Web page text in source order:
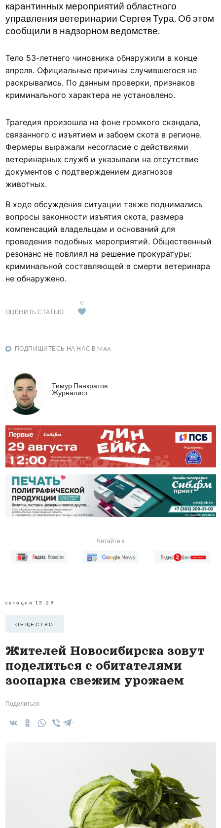
карантинных мероприятий областного
управления ветеринарии Сергея Тура. Об этом
сообщили в надзорном ведомстве.
Тело 53-летнего чиновника обнаружили в конце
апреля. Официальные причины случившегося не
раскрывались. По данным проверки, признаков
криминального характера не установлено.
Трагедия произошла на фоне громкого скандала,
связанного с изъятием и забоем скота в регионе.
Фермеры выражали несогласие с действиями
ветеринарных служб и указывали на отсутствие
документов с подтверждением диагнозов
животных.
В ходе обсуждения ситуации также поднимались
вопросы законности изъятия скота, размера
компенсаций владельцам и оснований для
проведения подобных мероприятий. Общественный
резонанс не повлиял на решение прокуратуры:
криминальной составляющей в смерти ветеринара
не обнаружено.
ОЦЕНИТЬ СТАТЬЮ
0
ПОДПИШИТЕСЬ НА НАС В MAX
Тимур Панкратов
Журналист
Читайте в
сегодня 13:29
ОБЩЕСТВО
Жителей Новосибирска зовут
поделиться с обитателями
зоопарка свежим урожаем
Поделиться